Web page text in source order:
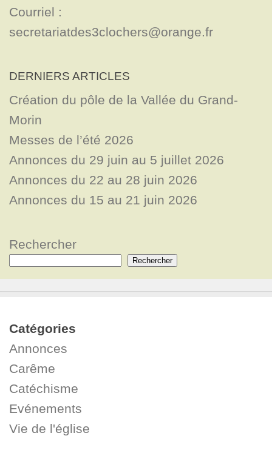
Courriel :
secretariatdes3clochers@orange.fr
DERNIERS ARTICLES
Création du pôle de la Vallée du Grand-
Morin
Messes de l’été 2026
Annonces du 29 juin au 5 juillet 2026
Annonces du 22 au 28 juin 2026
Annonces du 15 au 21 juin 2026
Rechercher
Rechercher
Catégories
Annonces
Carême
Catéchisme
Evénements
Vie de l'église